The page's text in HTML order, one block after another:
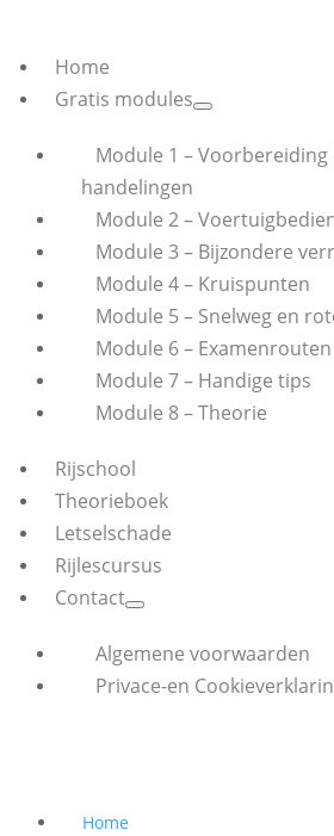
Home
Gratis modules
Module 1 –
handelingen
Module 2 –
Module 3 – Bijzondere
Module 4 – Kruispunten
Module 5 – Snelweg en
Module 6 –
Module 7 – Handige tips
Module 8 – Theorie
Rijschool
Theorieboek
Letselschade
Rijlescursus
Contact
Algemene voorwaarden
Privace-en
Home